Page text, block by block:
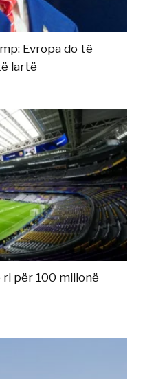
Evropa do të
lartë
ri për 100 milionë